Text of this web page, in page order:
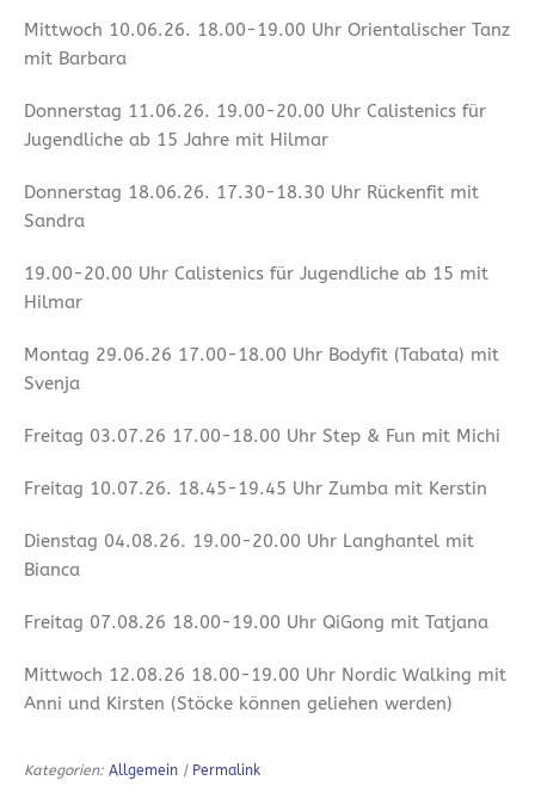
Mittwoch 10.06.26. 18.00-19.00 Uhr Orientalischer Tanz
mit Barbara
Donnerstag 11.06.26. 19.00-20.00 Uhr Calistenics für
Jugendliche ab 15 Jahre mit Hilmar
Donnerstag 18.06.26. 17.30-18.30 Uhr Rückenfit mit
Sandra
19.00-20.00 Uhr Calistenics für Jugendliche ab 15 mit
Hilmar
Montag 29.06.26 17.00-18.00 Uhr Bodyfit (Tabata) mit
Svenja
Freitag 03.07.26 17.00-18.00 Uhr Step & Fun mit Michi
Freitag 10.07.26. 18.45-19.45 Uhr Zumba mit Kerstin
Dienstag 04.08.26. 19.00-20.00 Uhr Langhantel mit
Bianca
Freitag 07.08.26 18.00-19.00 Uhr QiGong mit Tatjana
Mittwoch 12.08.26 18.00-19.00 Uhr Nordic Walking mit
Anni und Kirsten (Stöcke können geliehen werden)
Kategorien: Allgemein | Permalink